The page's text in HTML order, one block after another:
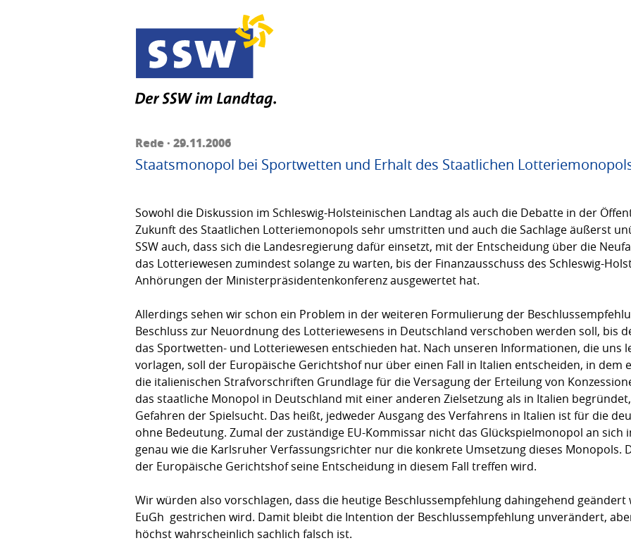
Rede · 29.11.2006
Staatsmonopol bei Sportwetten und Erhalt des Staatlichen
Sowohl die Diskussion im Schleswig-Holsteinischen Landtag als auch die Debatte in der
Zukunft des Staatlichen Lotteriemonopols sehr umstritten und auch die Sachlage äußerst
SSW auch, dass sich die Landesregierung dafür einsetzt, mit der Entscheidung über die
das Lotteriewesen zumindest solange zu warten, bis der Finanzausschuss des Schleswig-
Anhörungen der Ministerpräsidentenkonferenz ausgewertet hat.
Allerdings sehen wir schon ein Problem in der weiteren Formulierung der
Beschluss zur Neuordnung des Lotteriewesens in Deutschland verschoben werden soll, bis
das Sportwetten- und Lotteriewesen entschieden hat. Nach unseren Informationen, die uns
vorlagen, soll der Europäische Gerichtshof nur über einen Fall in Italien entscheiden, in dem
die italienischen Strafvorschriften Grundlage für die Versagung der Erteilung von
das staatliche Monopol in Deutschland mit einer anderen Zielsetzung als in Italien
Gefahren der Spielsucht. Das heißt, jedweder Ausgang des Verfahrens in Italien ist für die
ohne Bedeutung. Zumal der zuständige EU-Kommissar nicht das Glückspielmonopol an sich
genau wie die Karlsruher Verfassungsrichter nur die konkrete Umsetzung dieses Monopols.
der Europäische Gerichtshof seine Entscheidung in diesem Fall treffen wird.
Wir würden also vorschlagen, dass die heutige Beschlussempfehlung dahingehend geändert
EuGh gestrichen wird. Damit bleibt die Intention der Beschlussempfehlung unverändert,
höchst wahrscheinlich sachlich falsch ist.